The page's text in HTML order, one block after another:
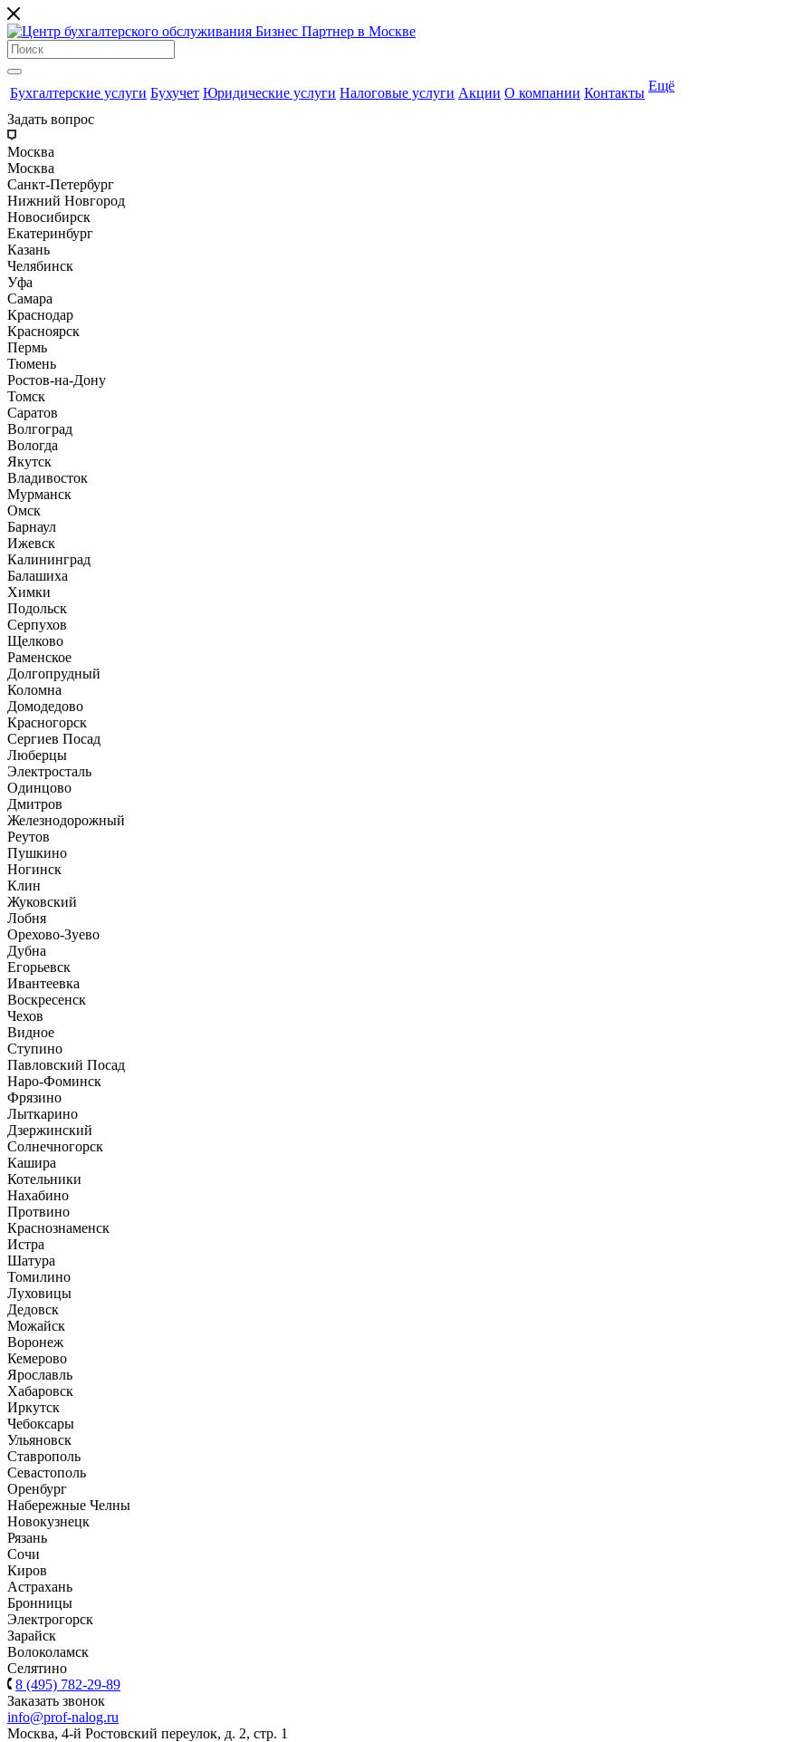
Бухгалтерские услуги Бухучет Юридические услуги Налоговые услуги Акции О компании Контакты Ещё
Задать вопрос
Москва
Москва
Санкт-Петербург
Нижний Новгород
Новосибирск
Екатеринбург
Казань
Челябинск
Уфа
Самара
Краснодар
Красноярск
Пермь
Тюмень
Ростов-на-Дону
Томск
Саратов
Волгоград
Вологда
Якутск
Владивосток
Мурманск
Омск
Барнаул
Ижевск
Калининград
Балашиха
Химки
Подольск
Серпухов
Щелково
Раменское
Долгопрудный
Коломна
Домодедово
Красногорск
Сергиев Посад
Люберцы
Электросталь
Одинцово
Дмитров
Железнодорожный
Реутов
Пушкино
Ногинск
Клин
Жуковский
Лобня
Орехово-Зуево
Дубна
Егорьевск
Ивантеевка
Воскресенск
Чехов
Видное
Ступино
Павловский Посад
Наро-Фоминск
Фрязино
Лыткарино
Дзержинский
Солнечногорск
Кашира
Котельники
Нахабино
Протвино
Краснознаменск
Истра
Шатура
Томилино
Луховицы
Дедовск
Можайск
Воронеж
Кемерово
Ярославль
Хабаровск
Иркутск
Чебоксары
Ульяновск
Ставрополь
Севастополь
Оренбург
Набережные Челны
Новокузнецк
Рязань
Сочи
Киров
Астрахань
Бронницы
Электрогорск
Зарайск
Волоколамск
Селятино
8 (495) 782-29-89
Заказать звонок
info@prof-nalog.ru
Москва, 4-й Ростовский переулок, д. 2, стр. 1